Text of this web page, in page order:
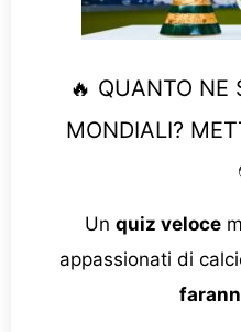
🔥 QUANTO NE
MONDIALI?
Un quiz veloce
appassionati di